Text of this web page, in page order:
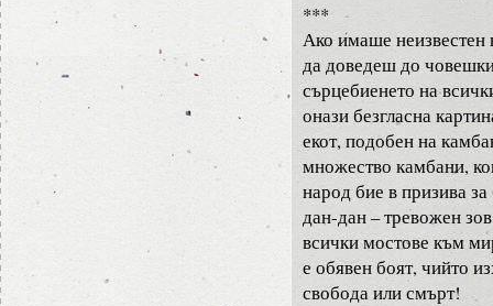
***
Ако имаше неизвестен
да доведеш до
сърцебиенето на
онази безгласна
екот, подобен на
множество камбани,
народ бие в призива
дан-дан – тревожен
всички мостове към
е обявен боят, чийто
свобода или смърт!